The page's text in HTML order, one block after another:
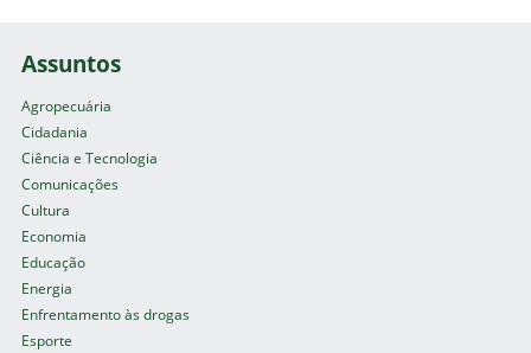
Assuntos
Agropecuária
Cidadania
Ciência e Tecnologia
Comunicações
Cultura
Economia
Educação
Energia
Enfrentamento às drogas
Esporte